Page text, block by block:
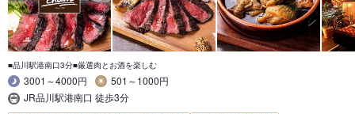
■品川駅港南口3分■厳選肉とお酒を楽しむ
3001～4000円
501～1000円
JR品川駅港南口 徒歩3分